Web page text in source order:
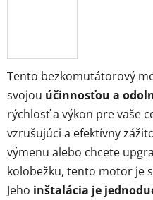
Tento bezkomutátorový
svojou účinnosťou a
rýchlosť a výkon pre vaše
vzrušujúci a efektívny
výmenu alebo chcete
kolobežku, tento motor je
Jeho inštalácia je